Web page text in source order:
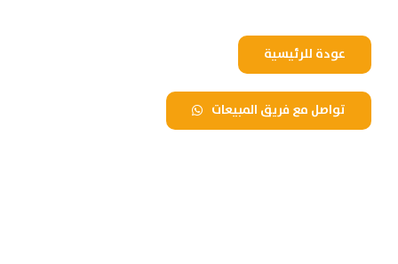
عودة للرئيسية
تواصل مع فريق المبيعات